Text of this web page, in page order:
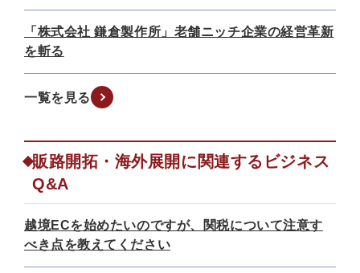
「株式会社 鎌倉製作所」老舗ニッチ企業の経営革新
を斬る
一覧を見る
販路開拓・海外展開に関連するビジネス
Q&A
越境ECを始めたいのですが、関税について注意す
べき点を教えてください